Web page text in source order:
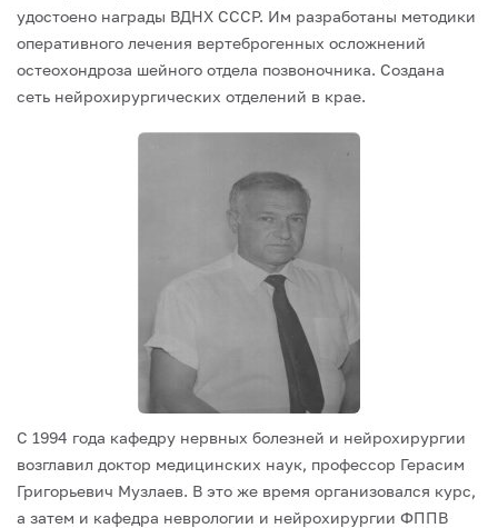
удостоено награды ВДНХ СССР. Им разработаны методики
оперативного лечения вертеброгенных осложнений
остеохондроза шейного отдела позвоночника. Создана
сеть нейрохирургических отделений в крае.
С 1994 года кафедру нервных болезней и нейрохирургии
возглавил доктор медицинских наук, профессор Герасим
Григорьевич Музлаев. В это же время организовался курс,
а затем и кафедра неврологии и нейрохирургии ФППВ